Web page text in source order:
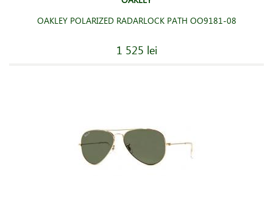
OAKLEY POLARIZED RADARLOCK PATH OO9181-08
1 525 lei